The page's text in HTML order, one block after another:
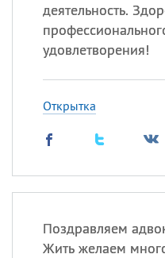
деятельность.
удовлетворения!
Открытка
Поздравляем
Жить желаем